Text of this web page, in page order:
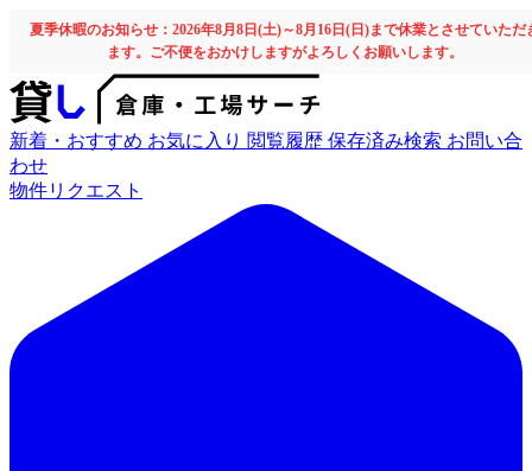
夏季休暇のお知らせ：2026年8月8日(土)～8月16日(日)まで休業とさせていただ
ます。ご不便をおかけしますがよろしくお願いします。
新着・おすすめ お気に入り 閲覧履歴 保存済み検索 お問い合
わせ
物件リクエスト